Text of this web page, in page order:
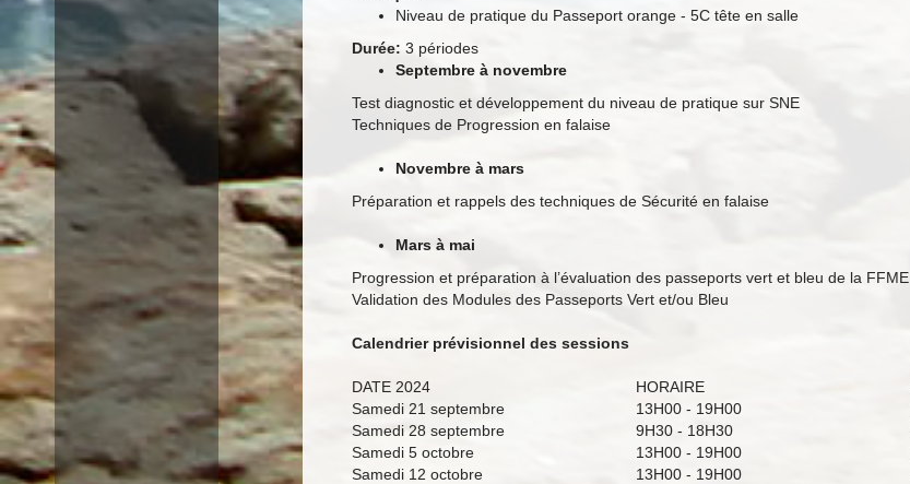
Niveau de pratique du Passeport orange - 5C tête en salle
Durée: 3 périodes
Septembre à novembre
Test diagnostic et développement du niveau de pratique sur SNE
Techniques de Progression en falaise
Novembre à mars
Préparation et rappels des techniques de Sécurité en falaise
Mars à mai
Progression et préparation à l’évaluation des passeports vert et bleu de la FFME
Validation des Modules des Passeports Vert et/ou Bleu
Calendrier prévisionnel des sessions
DATE 2024 HORAIRE
Samedi 21 septembre
13H00 - 19H00
Samedi 28 septembre
9H30 - 18H30
Samedi 5 octobre
13H00 - 19H00
Samedi 12 octobre
13H00 - 19H00